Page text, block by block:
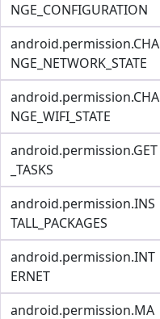
NGE_CONFIGURATION
android.permission.CHA
NGE_NETWORK_STATE
android.permission.CHA
NGE_WIFI_STATE
android.permission.GET
_TASKS
android.permission.INS
TALL_PACKAGES
android.permission.INT
ERNET
android.permission.MA